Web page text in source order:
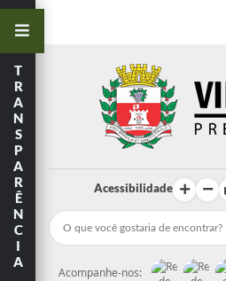
Acessibilidade
Acompanhe-nos:
T
R
A
N
S
P
A
R
Ê
N
C
I
A